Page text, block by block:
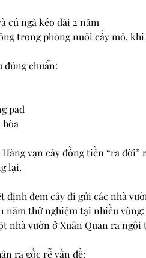
cú ngã kéo dài 2 năm
trong phòng nuôi cấy mô,
đúng chuẩn:
pad
Hàng vạn cây đồng tiền “ra
lại.
định đem cây đi gửi các nhà
năm thử nghiệm tại nhiều vùng:
nhà vườn ở Xuân Quan ra ngôi
ra gốc rễ vấn đề: